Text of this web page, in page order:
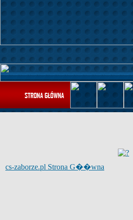
cs-zaborze.pl Strona G��wna